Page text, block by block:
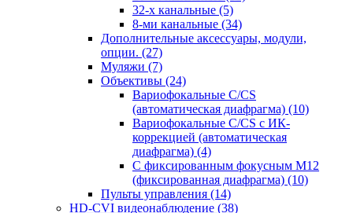
32-х канальные (5)
8-ми канальные (34)
Дополнительные аксессуары, модули,
опции. (27)
Муляжи (7)
Объективы (24)
Вариофокальные C/CS
(автоматическая диафрагма) (10)
Вариофокальные C/CS с ИК-
коррекцией (автоматическая
диафрагма) (4)
С фиксированным фокусным М12
(фиксированная диафрагма) (10)
Пульты управления (14)
HD-CVI видеонаблюдение (38)